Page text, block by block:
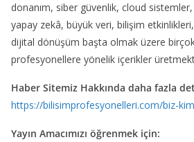
donanım, siber güvenlik, cloud
yapay zekâ, büyük veri, bilişim
dijital dönüşüm başta olmak üzere
profesyonellere yönelik içerikler
Haber Sitemiz Hakkında daha fazla
https://bilisimprofesyonelleri.com/biz-
Yayın Amacımızı öğrenmek için: